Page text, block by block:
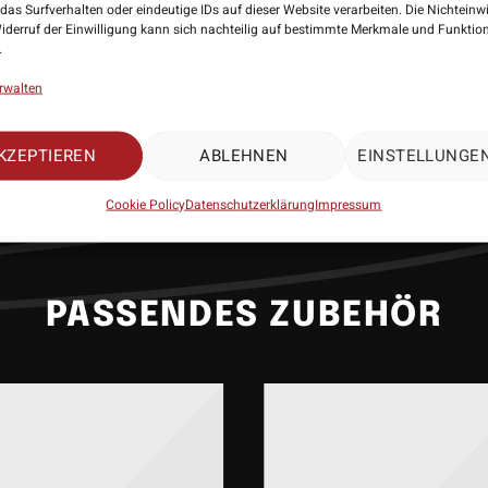
Surfverhalten oder eindeutige IDs auf dieser Website verarbeiten. Die
der Einwilligung kann sich nachteilig auf bestimmte Merkmale und
ABLEHNEN
Cookie PolicyDatenschutzerklärungImpressum
Spitze zu Barrel. Geeignet für die meisten Standard-Dartbarrels, ist
Wahl für Spieler, die ihre Ausrüstung mit Qualität und Stil
26mm/30mm
Passung
3 Stück
PASSENDES ZUBEHÖR